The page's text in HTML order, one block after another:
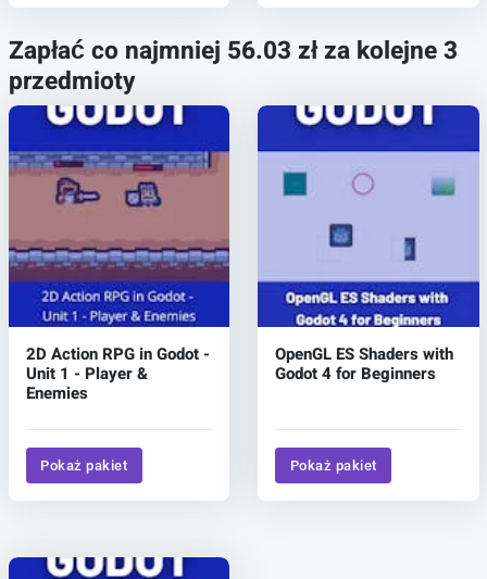
Zapłać co najmniej 56.03 zł za kolejne 3
przedmioty
2D Action RPG in Godot -
Unit 1 - Player &
Enemies
Pokaż pakiet
OpenGL ES Shaders with
Godot 4 for Beginners
Pokaż pakiet